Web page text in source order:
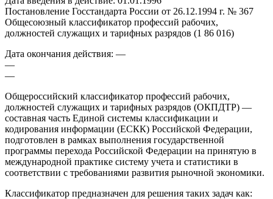
Постановление Госстандарта России от 26.12.1994 г. № 367
Общесоюзный классификатор профессий рабочих,
должностей служащих и тарифных разрядов (1 86 016)
Дата окончания действия: —
—
—
Общероссийский классификатор профессий рабочих,
должностей служащих и тарифных разрядов (ОКПДТР) —
составная часть Единой системы классификации и
кодирования информации (ЕСКК) Российской Федерации,
подготовлен в рамках выполнения государственной
программы перехода Российской Федерации на принятую в
международной практике систему учета и статистики в
соответствии с требованиями развития рыночной экономики.
Классификатор предназначен для решения таких задач как: